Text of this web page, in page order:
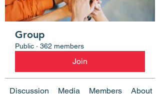
Group
Public · 362 members
Join
Discussion Media Members About